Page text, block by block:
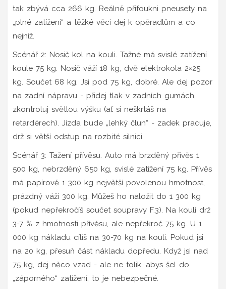
tak zbývá cca 266 kg. Reálně přifoukni pneusety na
„plné zatížení“ a těžké věci dej k opěradlům a co
nejníž.
Scénář 2: Nosič kol na kouli. Tažné má svislé zatížení
koule 75 kg. Nosič váží 18 kg, dvě elektrokola 2×25
kg. Součet 68 kg. Jsi pod 75 kg, dobré. Ale dej pozor
na zadní nápravu - přidej tlak v zadních gumách,
zkontroluj světlou výšku (ať si neškrtáš na
retardérech). Jízda bude „lehký člun“ - zadek pracuje,
drž si větší odstup na rozbité silnici.
Scénář 3: Tažení přívěsu. Auto má brzděný přívěs 1
500 kg, nebrzděný 650 kg, svislé zatížení 75 kg. Přívěs
má papírově 1 300 kg největší povolenou hmotnost,
prázdný váží 300 kg. Můžeš ho naložit do 1 300 kg
(pokud nepřekročíš součet soupravy F.3). Na kouli drž
3-7 % z hmotnosti přívěsu, ale nepřekroč 75 kg. U 1
000 kg nákladu cílíš na 30-70 kg na kouli. Pokud jsi
na 20 kg, přesuň část nákladu dopředu. Když jsi nad
75 kg, dej něco vzad - ale ne tolik, abys šel do
„záporného“ zatížení, to je nebezpečné.